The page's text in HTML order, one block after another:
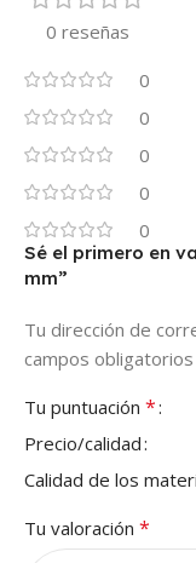
0 reseñas
0
0
0
0
0
Sé el primero en
mm”
Tu dirección de
campos
Tu puntuación *
Precio/calidad
Calidad de los
Tu valoración *